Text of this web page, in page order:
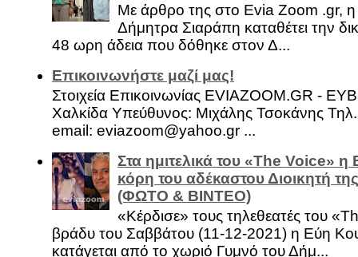
Με άρθρο της στο Evia Zoom .gr,
Δήμητρα Σιαράπη καταθέτει την
48 ωρη άδεια που δόθηκε στον Δ...
Επικοινωνήστε μαζί μας!
Στοιχεία Επικοινωνίας EVIAZOOM.GR -
Χαλκίδα Υπεύθυνος: Μιχάλης Τσοκάνης
email: eviazoom@yahoo.gr ...
Στα ημιτελικά του «The Voice»
κόρη του αδέκαστου Διοικητή
(ΦΩΤΟ & ΒΙΝΤΕΟ)
«Κέρδισε» τους τηλεθεατές του
βράδυ του Σαββάτου (11-12-2021) η Εύη
κατάγεται από το χωριό Γυμνό του Δήμ...